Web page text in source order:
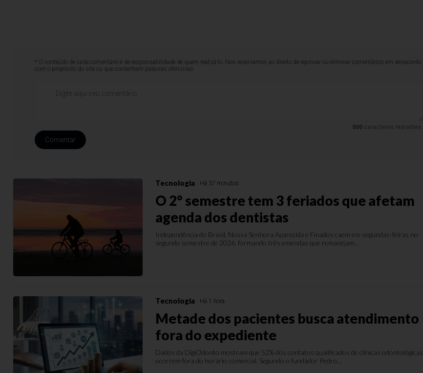
* O conteúdo de cada comentário é de responsabilidade de quem realizá-lo. Nos reservamos ao direito de reprovar ou eliminar comentários em desacordo
com o propósito do site ou que contenham palavras ofensivas.
500caracteres restantes.
Comentar
Tecnologia Há 37 minutos
O 2° semestre tem 3 feriados que afetam
agenda dos dentistas
Independência do Brasil, Nossa Senhora Aparecida e Finados caem em segundas-feiras no
segundo semestre de 2026, formando três emendas que remanejam...
Tecnologia Há 1 hora
Metade dos pacientes busca atendimento
fora do expediente
Dados da DigiOdonto mostram que 52% dos contatos qualificados de clínicas odontológicas
ocorrem fora do horário comercial. Segundo o fundador Pedro...